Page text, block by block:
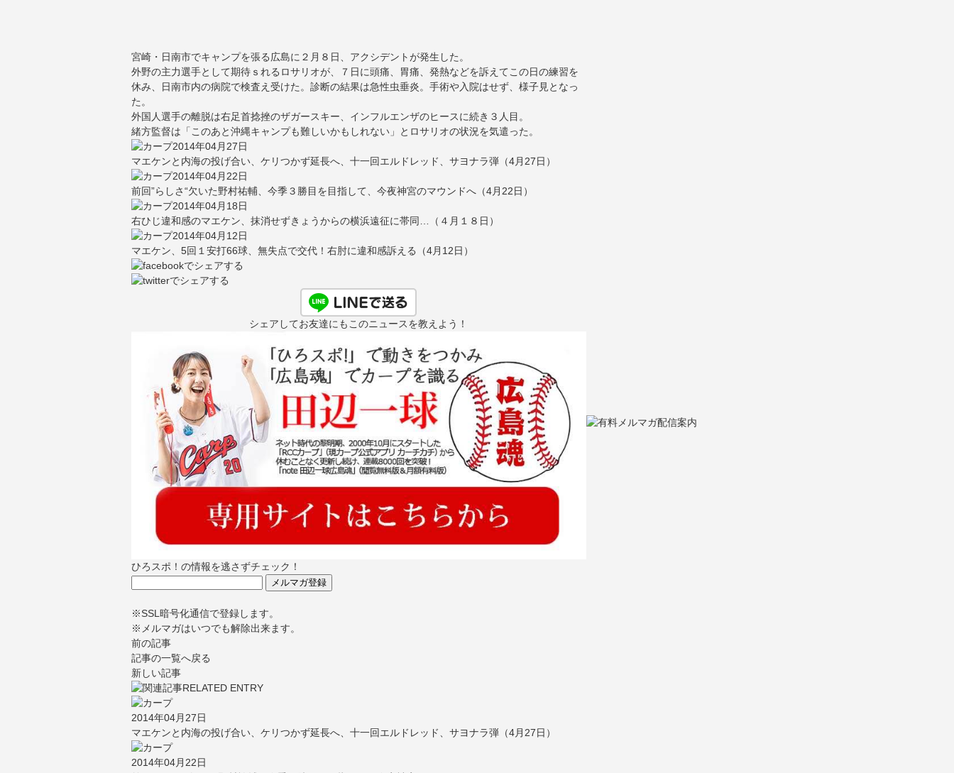
宮崎・日南市でキャンプを張る広島に２月８日、アクシデントが発生した。
外野の主力選手として期待ｓれるロサリオが、７日に頭痛、胃痛、発熱などを訴えてこの日の練習を
休み、日南市内の病院で検査え受けた。診断の結果は急性虫垂炎。手術や入院はせず、様子見となっ
た。
外国人選手の離脱は右足首捻挫のザガースキー、インフルエンザのヒースに続き３人目。
緒方監督は「このあと沖縄キャンプも難しいかもしれない」とロサリオの状況を気遣った。
2014年04月27日
マエケンと内海の投げ合い、ケリつかず延長へ、十一回エルドレッド、サヨナラ弾（4月27日）
2014年04月22日
前回”らしさ“欠いた野村祐輔、今季３勝目を目指して、今夜神宮のマウンドへ（4月22日）
2014年04月18日
右ひじ違和感のマエケン、抹消せずきょうからの横浜遠征に帯同…（４月１８日）
2014年04月12日
マエケン、5回１安打66球、無失点で交代！右肘に違和感訴える（4月12日）
シェアしてお友達にもこのニュースを教えよう！
ひろスポ！の情報を逃さずチェック！
※SSL暗号化通信で登録します。
※メルマガはいつでも解除出来ます。
前の記事
記事の一覧へ戻る
新しい記事
2014年04月27日
マエケンと内海の投げ合い、ケリつかず延長へ、十一回エルドレッド、サヨナラ弾（4月27日）
2014年04月22日